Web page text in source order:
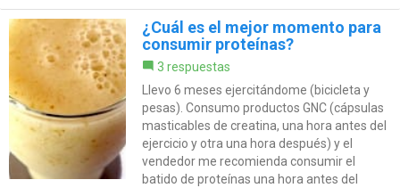
¿Cuál es el mejor momento para
consumir proteínas?
3 respuestas
Llevo 6 meses ejercitándome (bicicleta y
pesas). Consumo productos GNC (cápsulas
masticables de creatina, una hora antes del
ejercicio y otra una hora después) y el
vendedor me recomienda consumir el
batido de proteínas una hora antes del